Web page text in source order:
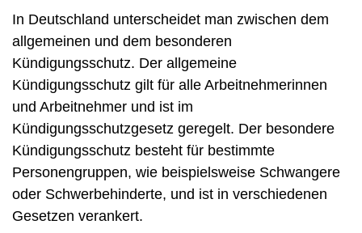
In Deutschland unterscheidet man zwischen dem
allgemeinen und dem besonderen
Kündigungsschutz. Der allgemeine
Kündigungsschutz gilt für alle Arbeitnehmerinnen
und Arbeitnehmer und ist im
Kündigungsschutzgesetz geregelt. Der besondere
Kündigungsschutz besteht für bestimmte
Personengruppen, wie beispielsweise Schwangere
oder Schwerbehinderte, und ist in verschiedenen
Gesetzen verankert.